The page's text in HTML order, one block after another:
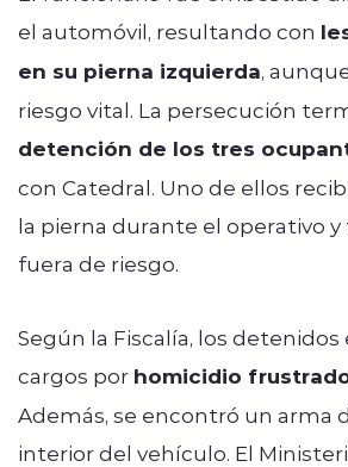
el automóvil, resultando con
en su pierna izquierda,
riesgo vital. La persecución
detención de los tres
con Catedral. Uno de ellos
la pierna durante el operativo
fuera de riesgo.
Según la Fiscalía, los
cargos por homicidio
Además, se encontró un arma
interior del vehículo. El